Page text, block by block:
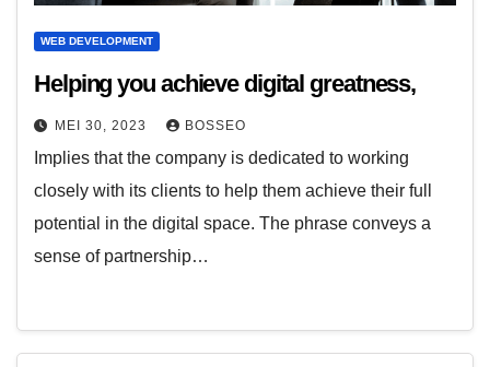
WEB DEVELOPMENT
Helping you achieve digital greatness,
MEI 30, 2023 BOSSEO
Implies that the company is dedicated to working
closely with its clients to help them achieve their full
potential in the digital space. The phrase conveys a
sense of partnership…